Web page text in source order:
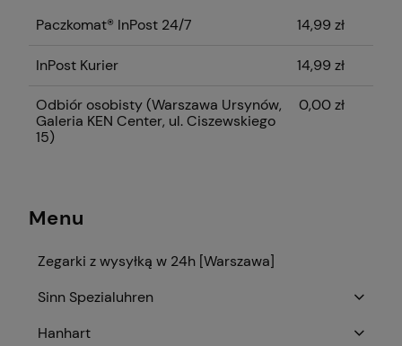
Paczkomat® InPost 24/7 14,99 zł
InPost Kurier 14,99 zł
Odbiór osobisty(Warszawa Ursynów,
Galeria KEN Center, ul. Ciszewskiego
15)
0,00 zł
Menu
Zegarki z wysyłką w 24h [Warszawa]
Sinn Spezialuhren
Hanhart